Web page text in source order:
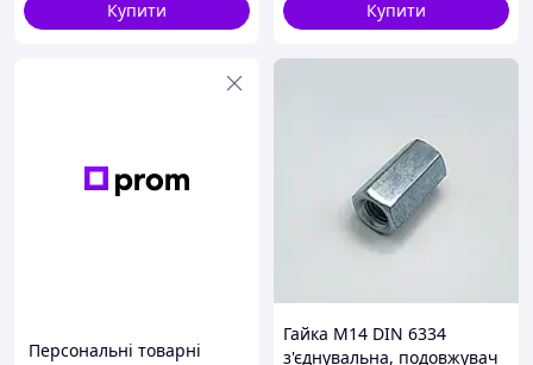
Купити Купити
Персональні товарні
Гайка М14 DIN 6334
з'єднувальна, подовжувач